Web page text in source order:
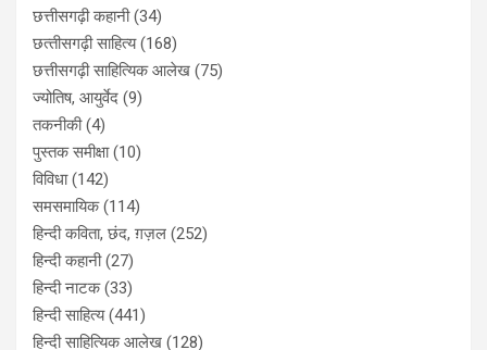
छत्तीसगढ़ी कहानी(34)
छत्‍तीसगढ़ी साहित्‍य(168)
छत्तीसगढ़ी साहित्यिक आलेख (75)
ज्योतिष, आयुर्वेद (9)
तकनीकी(4)
पुस्‍तक समीक्षा(10)
विविधा(142)
समसमायिक(114)
हिन्दी कविता, छंद, ग़ज़ल (252)
हिन्दी कहानी(27)
हिन्‍दी नाटक(33)
हिन्दी साहित्य(441)
हिन्दी साहित्यिक आलेख (128)